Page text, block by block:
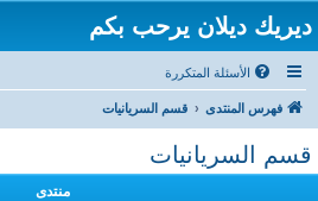
ديريك ديلان يرحب بكم
الأسئلة المتكررة
فهرس المنتدى قسم السريانيات
قسم السريانيات
منتدى